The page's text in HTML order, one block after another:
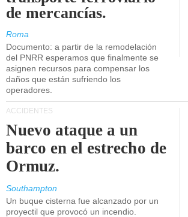
de mercancías.
Roma
Documento: a partir de la remodelación
del PNRR esperamos que finalmente se
asignen recursos para compensar los
daños que están sufriendo los
operadores.
ACCIDENTES
Nuevo ataque a un
barco en el estrecho de
Ormuz.
Southampton
Un buque cisterna fue alcanzado por un
proyectil que provocó un incendio.